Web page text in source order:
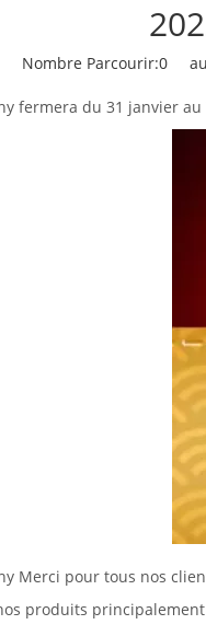
Nombre Parcourir:0
fermera du 31 janvier
Merci pour tous nos
produits